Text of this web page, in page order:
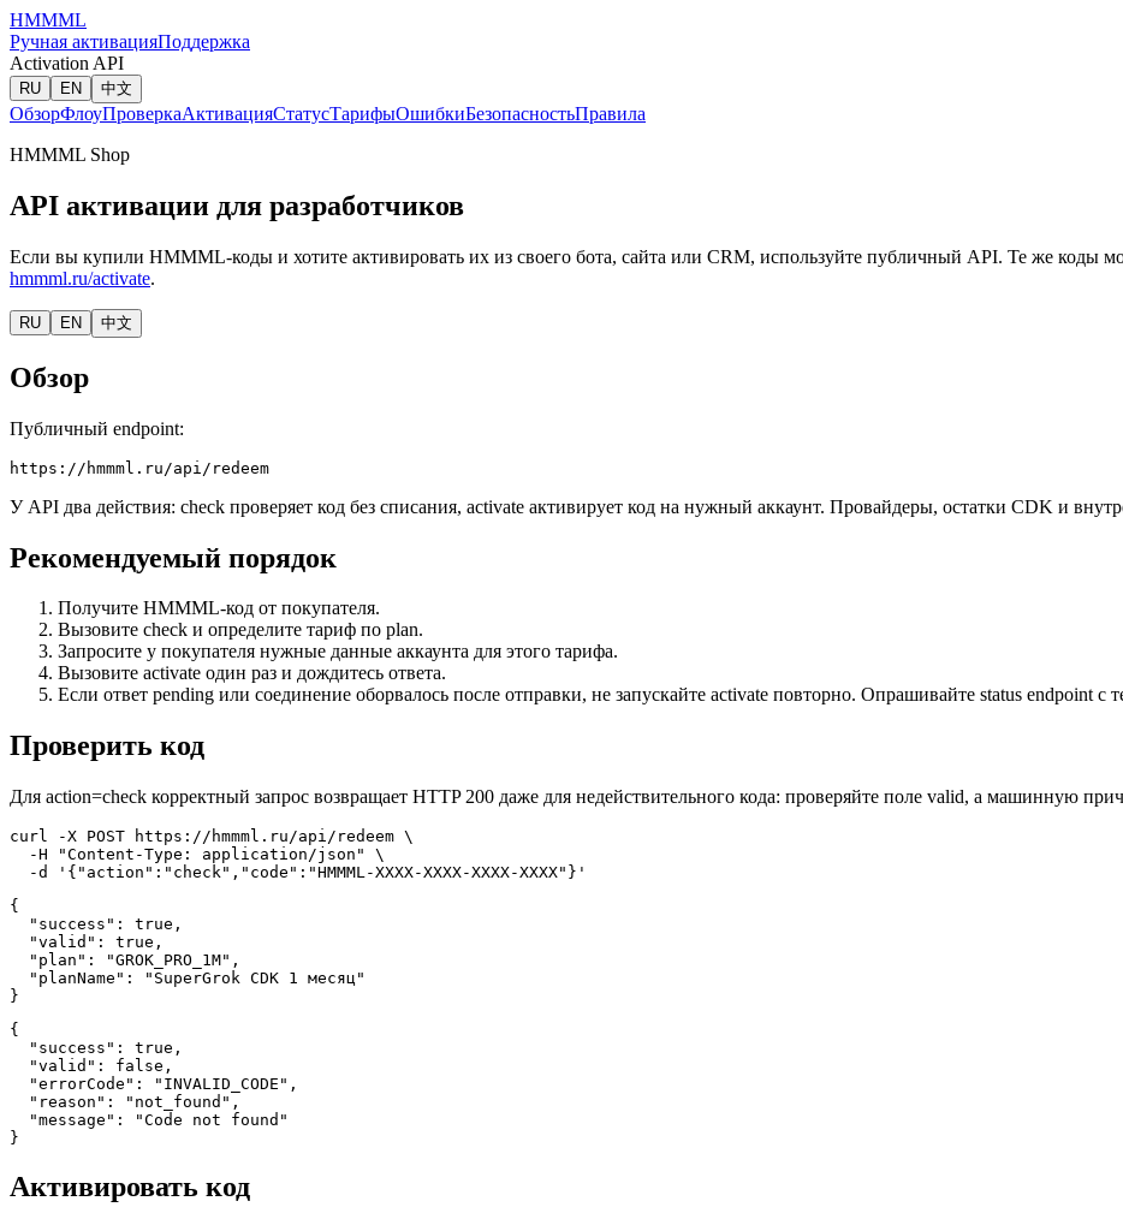
HMMML
Ручная активацияПоддержка
Activation API
RU EN 中文
ОбзорФлоуПроверкаАктивацияСтатусТарифыОшибкиБезопасностьПравила
HMMML Shop
API активации для разработчиков
Если вы купили HMMML-коды и хотите активировать их из своего бота, сайта или CRM, используйте публичный API. Те же коды
hmmml.ru/activate.
RU EN 中文
Обзор
Публичный endpoint:
https://hmmml.ru/api/redeem
У API два действия: check проверяет код без списания, activate активирует код на нужный аккаунт. Провайдеры, остатки CDK и
Рекомендуемый порядок
Получите HMMML-код от покупателя.
Вызовите check и определите тариф по plan.
Запросите у покупателя нужные данные аккаунта для этого тарифа.
Вызовите activate один раз и дождитесь ответа.
Если ответ pending или соединение оборвалось после отправки, не запускайте activate повторно. Опрашивайте status endpoint
Проверить код
Для action=check корректный запрос возвращает HTTP 200 даже для недействительного кода: проверяйте поле valid, а машинную
curl -X POST https://hmmml.ru/api/redeem \
  -H "Content-Type: application/json" \
  -d '{"action":"check","code":"HMMML-XXXX-XXXX-XXXX-XXXX"}'
{
  "success": true,
  "valid": true,
  "plan": "GROK_PRO_1M",
  "planName": "SuperGrok CDK 1 месяц"
}
{
  "success": true,
  "valid": false,
  "errorCode": "INVALID_CODE",
  "reason": "not_found",
  "message": "Code not found"
}
Активировать код